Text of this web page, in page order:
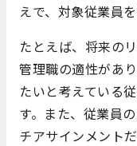
えで、対象従業員
たとえば、将来の
管理職の適性があ
たいと考えている
す。また、従業員
チアサインメント